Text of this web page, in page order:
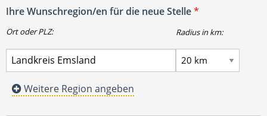
Ihre Wunschregion/en für die neue Stelle*
Ort oder PLZ: Radius in km:
Weitere Region angeben